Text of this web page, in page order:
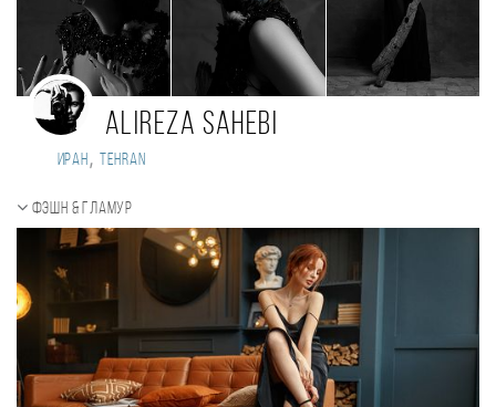
alireza sahebi
Иран, Tehran
Фэшн & Гламур